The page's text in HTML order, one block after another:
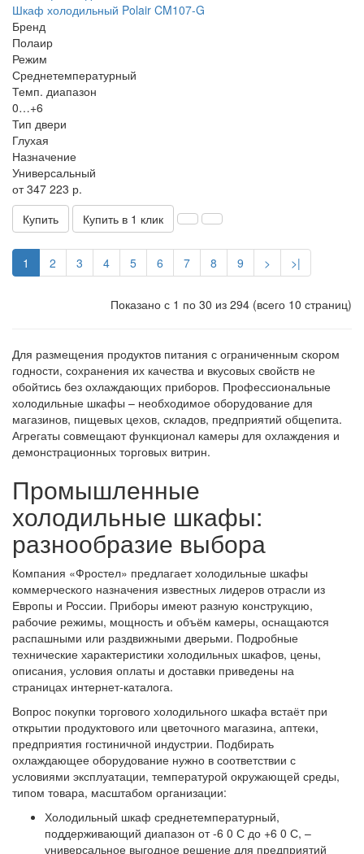
Шкаф холодильный Polair CM107-G
Бренд
Полаир
Режим
Среднетемпературный
Темп. диапазон
0…+6
Тип двери
Глухая
Назначение
Универсальный
от 347 223 р.
Купить
Купить в 1 клик
1 2 3 4 5 6 7 8 9 > >|
Показано с 1 по 30 из 294 (всего 10 страниц)
Для размещения продуктов питания с ограниченным скором
годности, сохранения их качества и вкусовых свойств не
обойтись без охлаждающих приборов. Профессиональные
холодильные шкафы – необходимое оборудование для
магазинов, пищевых цехов, складов, предприятий общепита.
Агрегаты совмещают функционал камеры для охлаждения и
демонстрационных торговых витрин.
Промышленные
холодильные шкафы:
разнообразие выбора
Компания «Фростел» предлагает холодильные шкафы
коммерческого назначения известных лидеров отрасли из
Европы и России. Приборы имеют разную конструкцию,
рабочие режимы, мощность и объём камеры, оснащаются
распашными или раздвижными дверьми. Подробные
технические характеристики холодильных шкафов, цены,
описания, условия оплаты и доставки приведены на
страницах интернет-каталога.
Вопрос покупки торгового холодильного шкафа встаёт при
открытии продуктового или цветочного магазина, аптеки,
предприятия гостиничной индустрии. Подбирать
охлаждающее оборудование нужно в соответствии с
условиями эксплуатации, температурой окружающей среды,
типом товара, масштабом организации:
Холодильный шкаф среднетемпературный,
поддерживающий диапазон от -6 0 С до +6 0 С, –
универсальное выгодное решение для предприятий